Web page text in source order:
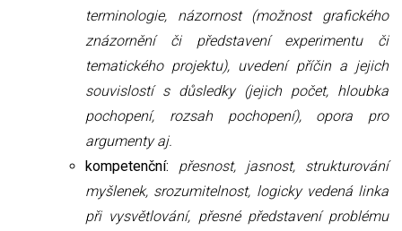
terminologie, názornost (možnost grafického
znázornění či představení experimentu či
tematického projektu), uvedení příčin a jejich
souvislostí s důsledky (jejich počet, hloubka
pochopení, rozsah pochopení), opora pro
argumenty aj.
kompetenční:
přesnost, jasnost, strukturování
myšlenek, srozumitelnost, logicky vedená linka
při vysvětlování, přesné představení problému